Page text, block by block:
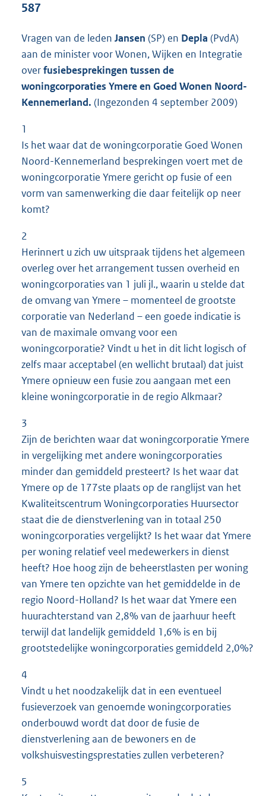
:
2
K
b
587
Vragen van de leden Jansen (SP) en Depla (PvdA)
aan de minister voor Wonen, Wijken en Integratie
overfusiebesprekingen tussen de
woningcorporaties Ymere en Goed Wonen Noord-
Kennemerland. (Ingezonden 4 september 2009)
1
Is het waar dat de woningcorporatie Goed Wonen
Noord-Kennemerland besprekingen voert met de
woningcorporatie Ymere gericht op fusie of een
vorm van samenwerking die daar feitelijk op neer
komt?
2
Herinnert u zich uw uitspraak tijdens het algemeen
overleg over het arrangement tussen overheid en
woningcorporaties van 1 juli jl., waarin u stelde dat
de omvang van Ymere – momenteel de grootste
corporatie van Nederland – een goede indicatie is
van de maximale omvang voor een
woningcorporatie? Vindt u het in dit licht logisch of
zelfs maar acceptabel (en wellicht brutaal) dat juist
Ymere opnieuw een fusie zou aangaan met een
kleine woningcorporatie in de regio Alkmaar?
3
Zijn de berichten waar dat woningcorporatie Ymere
in vergelijking met andere woningcorporaties
minder dan gemiddeld presteert? Is het waar dat
Ymere op de 177ste plaats op de ranglijst van het
Kwaliteitscentrum Woningcorporaties Huursector
staat die de dienstverlening van in totaal 250
woningcorporaties vergelijkt? Is het waar dat Ymere
per woning relatief veel medewerkers in dienst
heeft? Hoe hoog zijn de beheerstlasten per woning
van Ymere ten opzichte van het gemiddelde in de
regio Noord-Holland? Is het waar dat Ymere een
huurachterstand van 2,8% van de jaarhuur heeft
terwijl dat landelijk gemiddeld 1,6% is en bij
grootstedelijke woningcorporaties gemiddeld 2,0%?
4
Vindt u het noodzakelijk dat in een eventueel
fusieverzoek van genoemde woningcorporaties
onderbouwd wordt dat door de fusie de
dienstverlening aan de bewoners en de
volkshuisvestingsprestaties zullen verbeteren?
5